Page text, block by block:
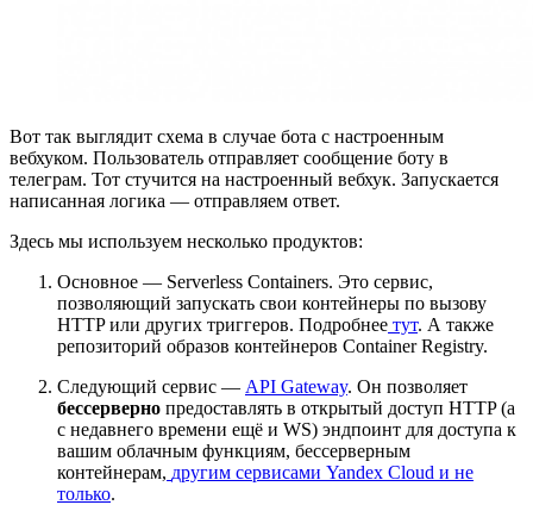
Вот так выглядит схема в случае бота с настроенным
вебхуком. Пользователь отправляет сообщение боту в
телеграм. Тот стучится на настроенный вебхук. Запускается
написанная логика — отправляем ответ.
Здесь мы используем несколько продуктов:
Основное — Serverless Containers. Это сервис,
позволяющий запускать свои контейнеры по вызову
HTTP или других триггеров. Подробнее тут. А также
репозиторий образов контейнеров Container Registry.
Следующий сервис — API Gateway. Он позволяет
бессерверно предоставлять в открытый доступ HTTP (а
с недавнего времени ещё и WS) эндпоинт для доступа к
вашим облачным функциям, бессерверным
контейнерам, другим сервисами Yandex Cloud и не
только.